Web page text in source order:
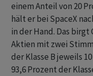
einem Anteil von 20
hält er bei SpaceX
in der Hand. Das birgt
Aktien mit zwei
der Klasse B jeweils
93,6 Prozent der